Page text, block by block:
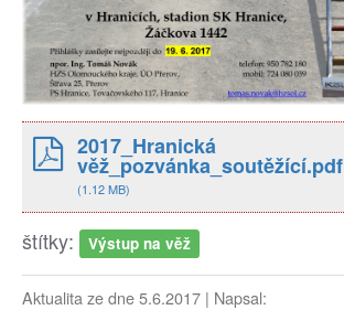
2017_Hranická
věž_pozvánka_soutěžící.pdf
(1.12 MB)
štítky: Výstup na věž
Aktualita ze dne 5.6.2017 | Napsal: